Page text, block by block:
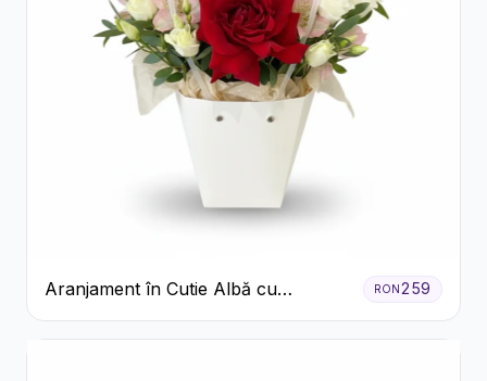
Aranjament în Cutie Albă cu
Trandafiri Roșii și Lisianthus
RON259